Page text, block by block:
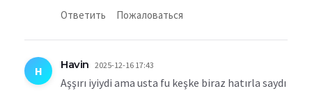
Ответить Пожаловаться
H Havin 2025-12-16 17:43
Aşşırı iyiydi ama usta fu keşke biraz hatırla saydı